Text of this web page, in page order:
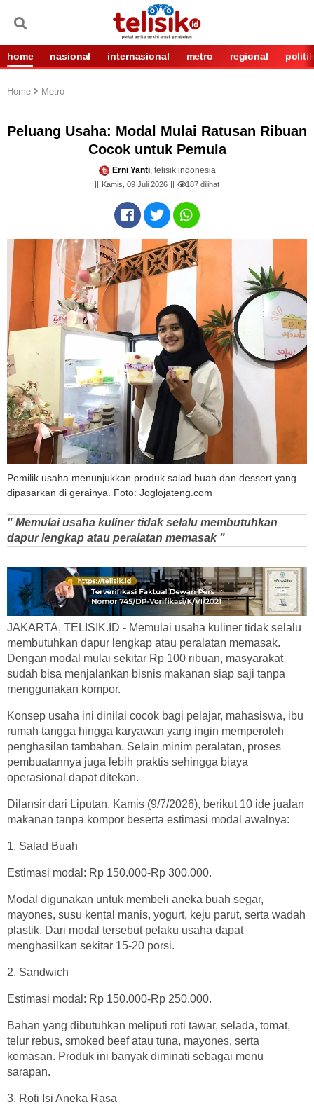
home nasional internasional metro regional politik
Home Metro
Peluang Usaha: Modal Mulai Ratusan Ribuan
Cocok untuk Pemula
Erni Yanti, telisik indonesia
Kamis, 09 Juli 2026 187 dilihat
Pemilik usaha menunjukkan produk salad buah dan dessert yang
dipasarkan di gerainya. Foto: Joglojateng.com
" Memulai usaha kuliner tidak selalu membutuhkan
dapur lengkap atau peralatan memasak "
JAKARTA, TELISIK.ID - Memulai usaha kuliner tidak selalu
membutuhkan dapur lengkap atau peralatan memasak.
Dengan modal mulai sekitar Rp 100 ribuan, masyarakat
sudah bisa menjalankan bisnis makanan siap saji tanpa
menggunakan kompor.
Konsep usaha ini dinilai cocok bagi pelajar, mahasiswa, ibu
rumah tangga hingga karyawan yang ingin memperoleh
penghasilan tambahan. Selain minim peralatan, proses
pembuatannya juga lebih praktis sehingga biaya
operasional dapat ditekan.
Dilansir dari Liputan, Kamis (9/7/2026), berikut 10 ide jualan
makanan tanpa kompor beserta estimasi modal awalnya:
1. Salad Buah
Estimasi modal: Rp 150.000-Rp 300.000.
Modal digunakan untuk membeli aneka buah segar,
mayones, susu kental manis, yogurt, keju parut, serta wadah
plastik. Dari modal tersebut pelaku usaha dapat
menghasilkan sekitar 15-20 porsi.
2. Sandwich
Estimasi modal: Rp 150.000-Rp 250.000.
Bahan yang dibutuhkan meliputi roti tawar, selada, tomat,
telur rebus, smoked beef atau tuna, mayones, serta
kemasan. Produk ini banyak diminati sebagai menu
sarapan.
3. Roti Isi Aneka Rasa